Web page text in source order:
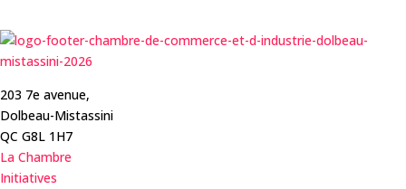
203 7e avenue,
Dolbeau-Mistassini
QC G8L 1H7
La Chambre
Initiatives